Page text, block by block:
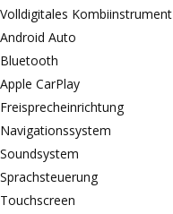
Volldigitales Kombiinstrument
Android Auto
Bluetooth
Apple CarPlay
Freisprecheinrichtung
Navigationssystem
Soundsystem
Sprachsteuerung
Touchscreen